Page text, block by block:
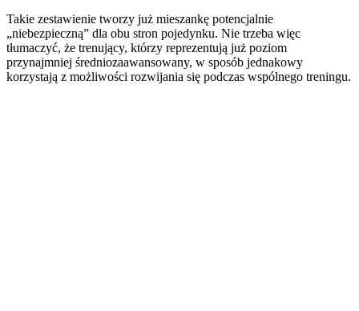
Takie zestawienie tworzy już mieszankę potencjalnie
„niebezpieczną” dla obu stron pojedynku. Nie trzeba więc
tłumaczyć, że trenujący, którzy reprezentują już poziom
przynajmniej średniozaawansowany, w sposób jednakowy
korzystają z możliwości rozwijania się podczas wspólnego treningu.